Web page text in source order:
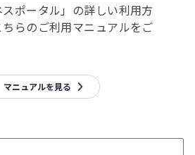
スポータル」の詳しい利用方
らのご利用マニュアルをご
マニュアルを見る